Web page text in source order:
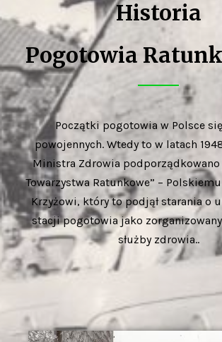
Historia
Pogotowia
Początki pogotowia w Polsce
powojennych. Wtedy to w latach
Ministra Zdrowia podporządkowano
Towarzystwa Ratunkowe” –
Krzyżowi, który to podjął starania o
stacji pogotowia jako
służby zdrowia..